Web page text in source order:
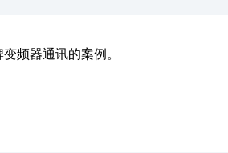
频器通讯的案例。